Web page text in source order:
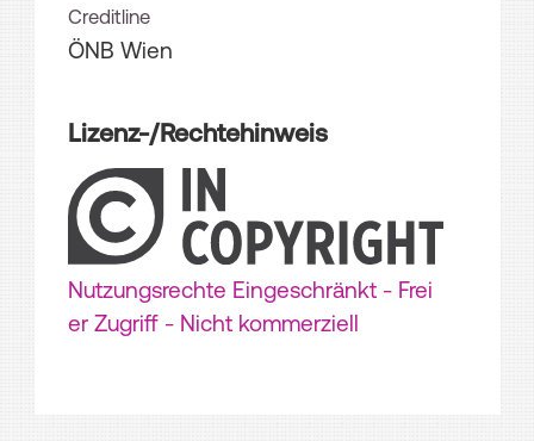
Creditline
ÖNB Wien
Lizenz-/Rechtehinweis
Nutzungsrechte Eingeschränkt - Frei
er Zugriff - Nicht kommerziell